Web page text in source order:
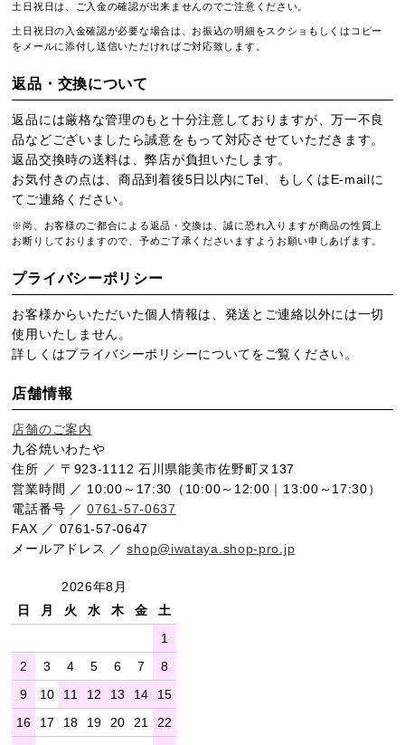
土日祝日は、ご入金の確認が出来ませんのでご注意ください。
土日祝日の入金確認が必要な場合は、お振込の明細をスクショもしくはコピー
をメールに添付し送信いただければご対応致します。
返品・交換について
返品には厳格な管理のもと十分注意しておりますが、万一不良
品などございましたら誠意をもって対応させていただきます。
返品交換時の送料は、弊店が負担いたします。
お気付きの点は、商品到着後5日以内にTel、もしくはE-mailに
てご連絡ください。
※尚、お客様のご都合による返品・交換は、誠に恐れ入りますが商品の性質上
お断りしておりますので、予めご了承くださいますようお願い申しあげます。
プライバシーポリシー
お客様からいただいた個人情報は、発送とご連絡以外には一切
使用いたしません。
詳しくはプライバシーポリシーについてをご覧ください。
店舗情報
店舗のご案内
九谷焼いわたや
住所 ／ 〒923-1112 石川県能美市佐野町ヌ137
営業時間 ／ 10:00～17:30（10:00～12:00｜13:00～17:30）
電話番号 ／0761-57-0637
FAX ／ 0761-57-0647
メールアドレス ／shop@iwataya.shop-pro.jp
2026年8月
日
月 火 水 木 金
土
1
2
3 4 5 6 7
8
9
10 11 12 13 14
15
16
17 18 19 20 21
22